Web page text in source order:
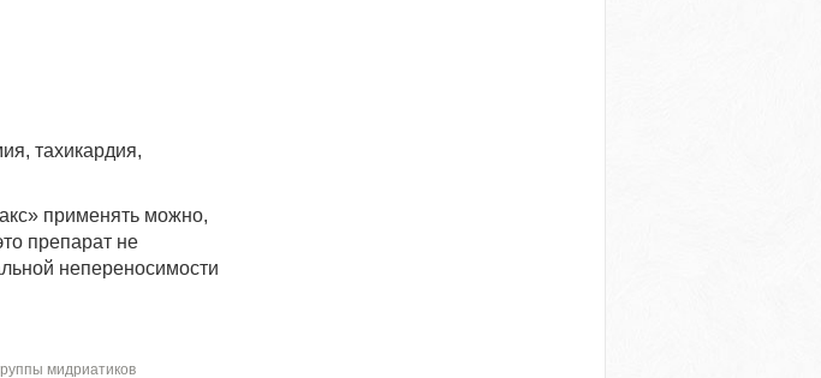
тахикардия,
применять можно,
препарат не
непереносимости
мидриатиков